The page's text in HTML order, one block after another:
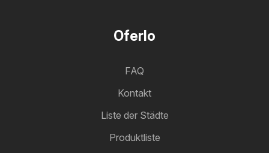
Oferlo
FAQ
Kontakt
Liste der Städte
Produktliste